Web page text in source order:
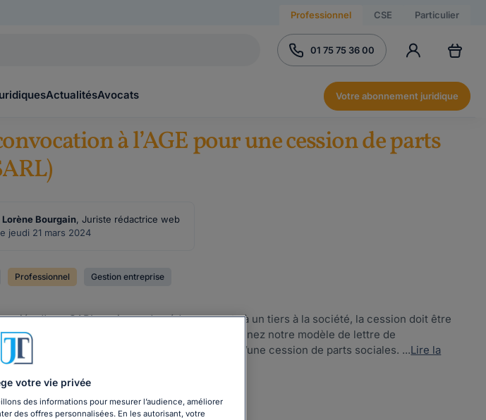
Professionnel CSE Particulier
01 75 75 36 00
ActualitésAvocats Votre abonnement juridique
à l’AGE pour une cession de parts
Lorène Bourgain, Juriste rédactrice web
jeudi 21 mars 2024
Professionnel Gestion entreprise
d'une SARL envisage de céder ses parts à un tiers à la société, la cession doit être
acquéreur agréé par les autres associés. Obtenez notre modèle de lettre de
générale extraordinaire en vue du vote d’une cession de parts sociales. ...Lire la
au panier
votre vie privée
des informations pour mesurer l’audience, améliorer
des offres personnalisées. En les autorisant, votre